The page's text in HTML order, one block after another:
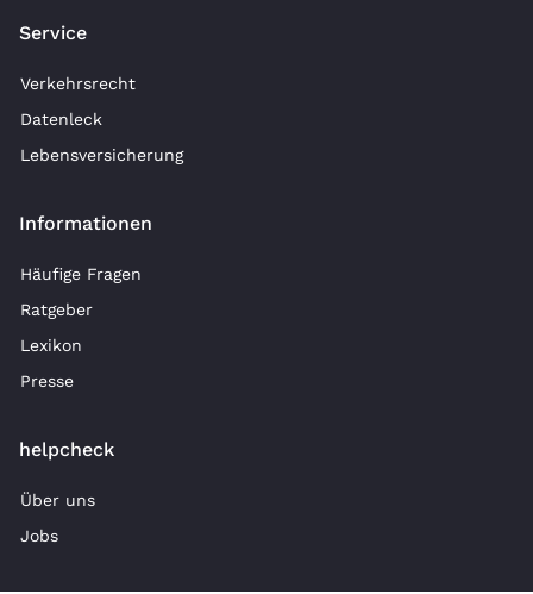
Service
Verkehrsrecht
Datenleck
Lebensversicherung
Informationen
Häufige Fragen
Ratgeber
Lexikon
Presse
helpcheck
Über uns
Jobs